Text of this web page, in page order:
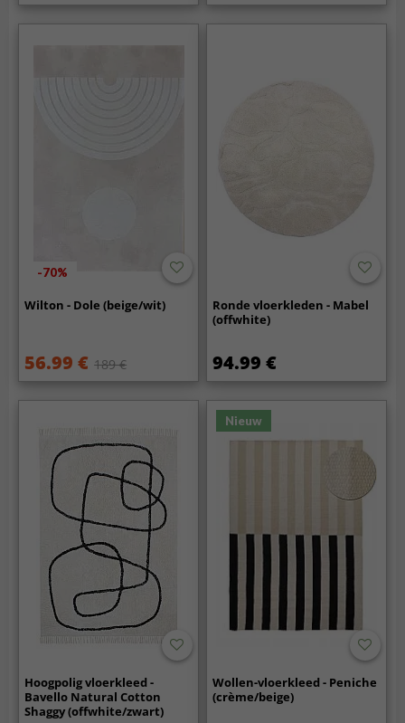
-70%
Wilton - Dole (beige/wit)
56.99 € 189 €
Ronde vloerkleden - Mabel
(offwhite)
94.99 €
Hoogpolig vloerkleed -
Bavello Natural Cotton
Shaggy (offwhite/zwart)
Nieuw
Wollen-vloerkleed - Peniche
(crème/beige)